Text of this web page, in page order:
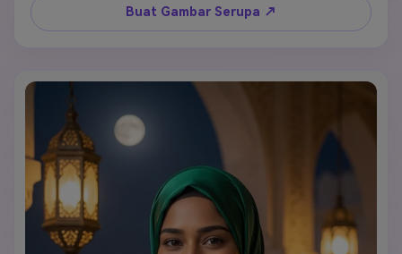
kulit detail menunjukkan keaslian, latar belakang
bokeh lembut dengan lampu berkelip, arsitektur
lensa potret profesional 85mm, kedalaman bidang
dangkal menonjolkan subjek, fotografi ultra realistis
8k dengan kualitas editorial majalah, estetika
Instagram dengan gradasi warna sempurna.
Buat Gambar Serupa ↗